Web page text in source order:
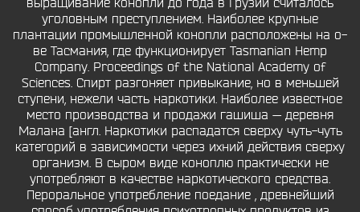
выращивание конопли до года в Грузии считалось
уголовным преступлением. Наиболее крупные
плантации промышленной конопли расположены на о-
ве Тасмания, где функционирует Tasmanian Hemp
Company. Proceedings of the National Academy of
Sciences. Спирт разгоняет привыкание, но в меньшей
ступени, нежели часть наркотики. Наиболее известное
место производства и продажи гашиша — деревня
Малана [англ. Наркотики распадатся сверху чуть-чуть
категорий в зависимости через ихний действия сверху
организм. В сыром виде коноплю практически не
употребляют в качестве наркотического средства.
Пероральное употребление поедание , древнейший